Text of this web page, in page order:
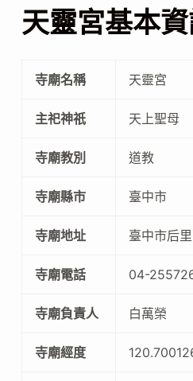
天靈宮基本
寺廟名稱 天靈宮
主祀神祇 天上聖母
寺廟教別 道教
寺廟縣市 臺中市
寺廟地址 臺中市后
寺廟電話 04-
寺廟負責人 白萬榮
寺廟經度